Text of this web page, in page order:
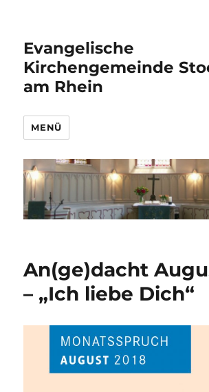
Evangelische
Kirchengemeinde
am Rhein
MENÜ
An(ge)dacht
– „Ich liebe Dich“